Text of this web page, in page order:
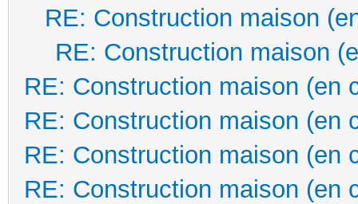
RE: Construction maison
RE: Construction maison
RE: Construction maison (en
RE: Construction maison (en
RE: Construction maison (en
RE: Construction maison (en